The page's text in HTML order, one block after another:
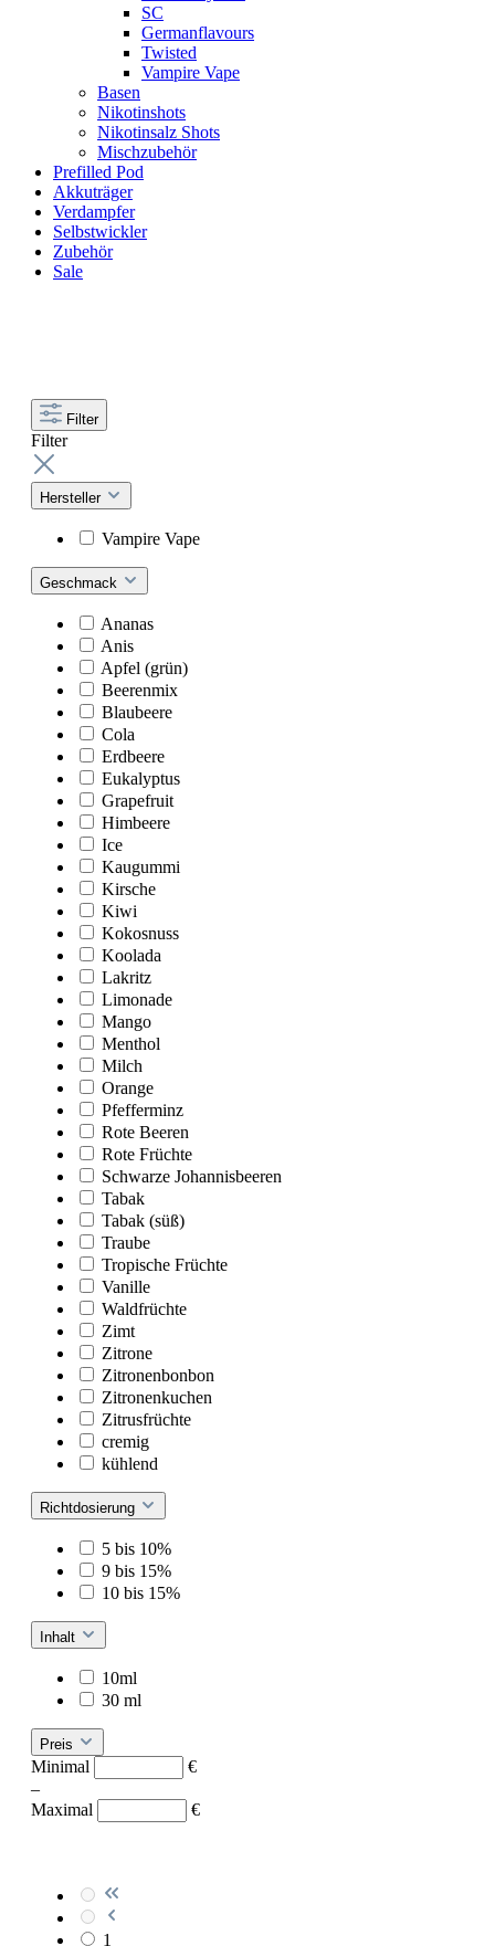
SC
Germanflavours
Twisted
Vampire Vape
Basen
Nikotinshots
Nikotinsalz Shots
Mischzubehör
Prefilled Pod
Akkuträger
Verdampfer
Selbstwickler
Zubehör
Sale
Filter
Filter
Hersteller
Vampire Vape
Geschmack
Ananas
Anis
Apfel (grün)
Beerenmix
Blaubeere
Cola
Erdbeere
Eukalyptus
Grapefruit
Himbeere
Ice
Kaugummi
Kirsche
Kiwi
Kokosnuss
Koolada
Lakritz
Limonade
Mango
Menthol
Milch
Orange
Pfefferminz
Rote Beeren
Rote Früchte
Schwarze Johannisbeeren
Tabak
Tabak (süß)
Traube
Tropische Früchte
Vanille
Waldfrüchte
Zimt
Zitrone
Zitronenbonbon
Zitronenkuchen
Zitrusfrüchte
cremig
kühlend
Richtdosierung
5 bis 10%
9 bis 15%
10 bis 15%
Inhalt
10ml
30 ml
Preis
Minimal
€
–
Maximal
€
1